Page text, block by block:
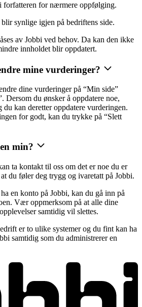
forfatteren for nærmere oppfølging.
synlige igjen på bedriftens side.
av Jobbi ved behov. Da kan den ikke
innholdet blir oppdatert.
mine vurderinger?
dine vurderinger på “Min side”
Dersom du ønsker å oppdatere noe,
kan deretter oppdatere vurderingen.
for godt, kan du trykke på “Slett
min?
ta kontakt til oss om det er noe du er
du føler deg trygg og ivaretatt på Jobbi.
en konto på Jobbi, kan du gå inn på
Vær oppmerksom på at alle dine
samtidig vil slettes.
er to ulike systemer og du fint kan ha
samtidig som du administrerer en